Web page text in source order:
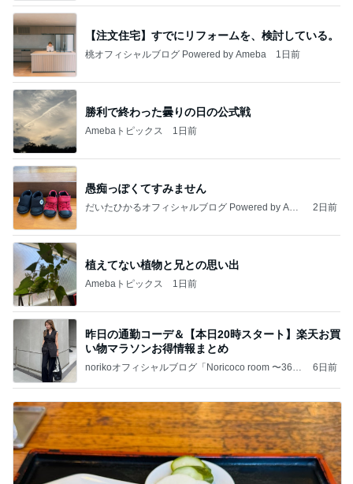
【注文住宅】すでにリフォームを、検討している。
桃オフィシャルブログ Powered by Ameba 1日前
勝利で終わった曇りの日の公式戦
Amebaトピックス 1日前
愚痴っぽくてすみません
だいたひかるオフィシャルブログ Powered by Ame
2日前
植えてない植物と兄との思い出
Amebaトピックス 1日前
昨日の通勤コーデ＆【本日20時スタート】楽天お買
い物マラソンお得情報まとめ
norikoオフィシャルブログ「Noricoco room 〜365
6日前